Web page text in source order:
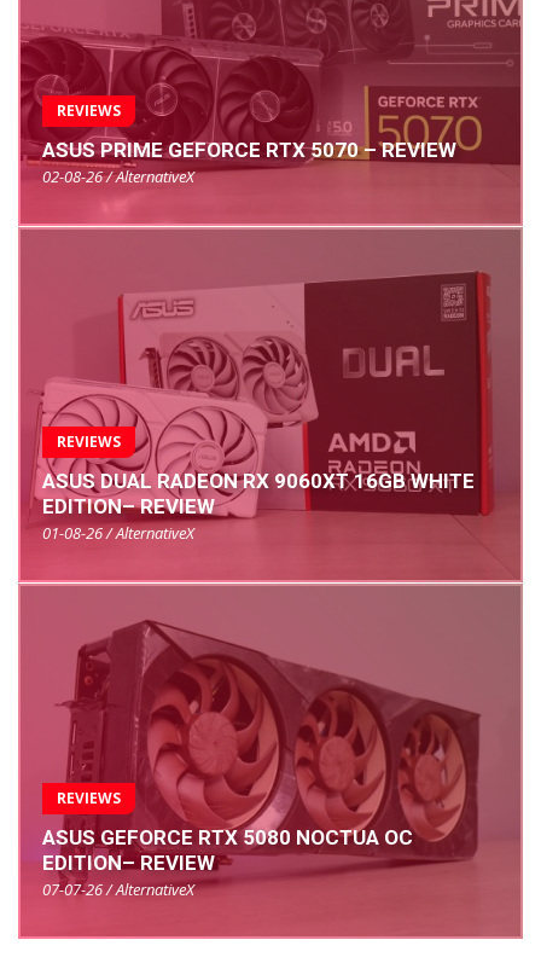
REVIEWS
ASUS PRIME GEFORCE RTX 5070 – REVIEW
02-08-26 / AlternativeX
REVIEWS
ASUS DUAL RADEON RX 9060XT 16GB WHITE
EDITION– REVIEW
01-08-26 / AlternativeX
REVIEWS
ASUS GEFORCE RTX 5080 NOCTUA OC
EDITION– REVIEW
07-07-26 / AlternativeX